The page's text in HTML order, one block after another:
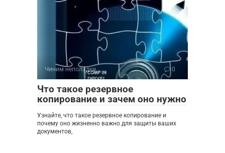
Чиним неполадки 0
Что такое резервное
копирование и зачем оно нужно
Узнайте, что такое резервное копирование и
почему оно жизненно важно для защиты ваших
документов,